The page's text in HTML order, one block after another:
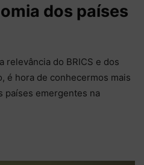
dos países
relevância do BRICS e dos
é hora de conhecermos mais
países emergentes na